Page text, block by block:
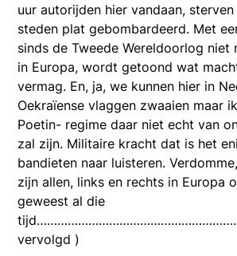
uur autorijden hier vandaan,
steden plat gebombardeerd. Met
sinds de Tweede Wereldoorlog niet
in Europa, wordt getoond wat
vermag. En, ja, we kunnen hier in
Oekraïense vlaggen zwaaien maar
Poetin- regime daar niet echt van
zal zijn. Militaire kracht dat is het
bandieten naar luisteren.
zijn allen, links en rechts in Europa
geweest al die
vervolgd )